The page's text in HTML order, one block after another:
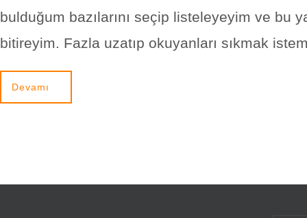
bulduğum bazılarını seçip listeleyeyim ve bu
bitireyim. Fazla uzatıp okuyanları sıkmak
Devamı